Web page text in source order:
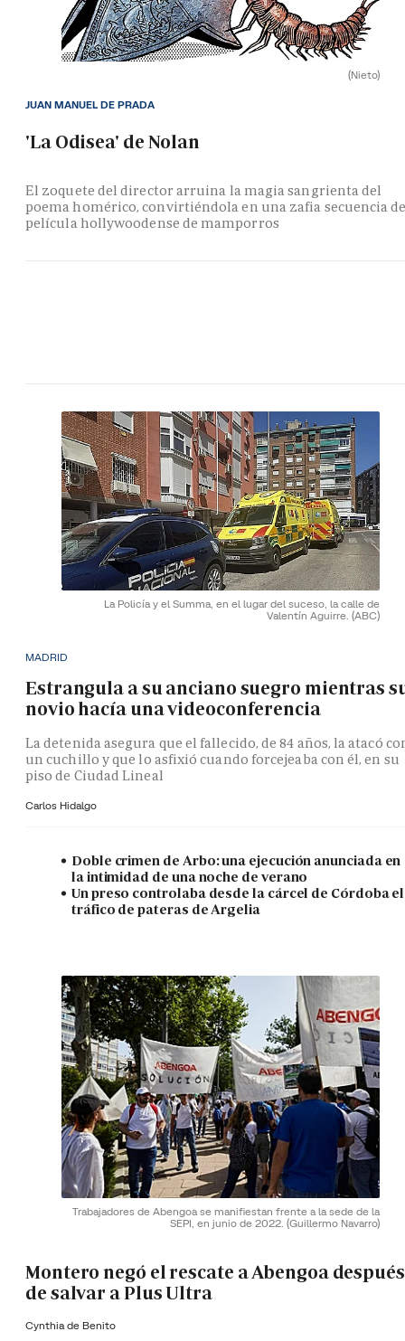
(Nieto)
'La Odisea' de Nolan
El zoquete del director arruina la magia sangrienta del
poema homérico, convirtiéndola en una zafia secuencia
película hollywoodense de mamporros
JUAN MANUEL DE PRADA
La Policía y el Summa, en el lugar del suceso, la calle de
Valentín Aguirre. (ABC)
MADRID
Estrangula a su anciano suegro mientras
novio hacía una videoconferencia
La detenida asegura que el fallecido, de 84 años, la atacó
un cuchillo y que lo asfixió cuando forcejeaba con él, en su
piso de Ciudad Lineal
Carlos Hidalgo
Doble crimen de Arbo: una ejecución anunciada en
la intimidad de una noche de verano
Un preso controlaba desde la cárcel de Córdoba el
tráfico de pateras de Argelia
Trabajadores de Abengoa se manifiestan frente a la sede de la
SEPI, en junio de 2022. (Guillermo Navarro)
Montero negó el rescate a Abengoa después
de salvar a Plus Ultra
Cynthia de Benito